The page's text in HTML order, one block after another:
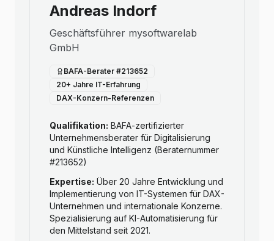
Andreas Indorf
Geschäftsführer mysoftwarelab
GmbH
BAFA-Berater #213652
20+ Jahre IT-Erfahrung
DAX-Konzern-Referenzen
Qualifikation: BAFA-zertifizierter
Unternehmensberater für Digitalisierung
und Künstliche Intelligenz (Beraternummer
#213652)
Expertise: Über 20 Jahre Entwicklung und
Implementierung von IT-Systemen für DAX-
Unternehmen und internationale Konzerne.
Spezialisierung auf KI-Automatisierung für
den Mittelstand seit 2021.